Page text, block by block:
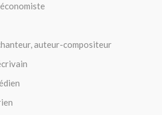
auteur-compositeur